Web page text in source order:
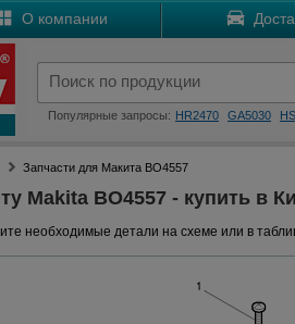
О компании
Популярные запросы: HR2470 GA5030
Запчасти для Макита BO4557
Makita BO4557 - купить в
необходимые детали на схеме или в